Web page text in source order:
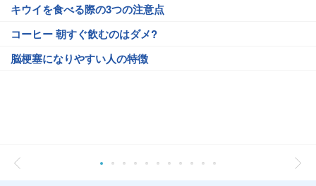
キウイを食べる際の3つの注意点
コーヒー 朝すぐ飲むのはダメ?
脳梗塞になりやすい人の特徴